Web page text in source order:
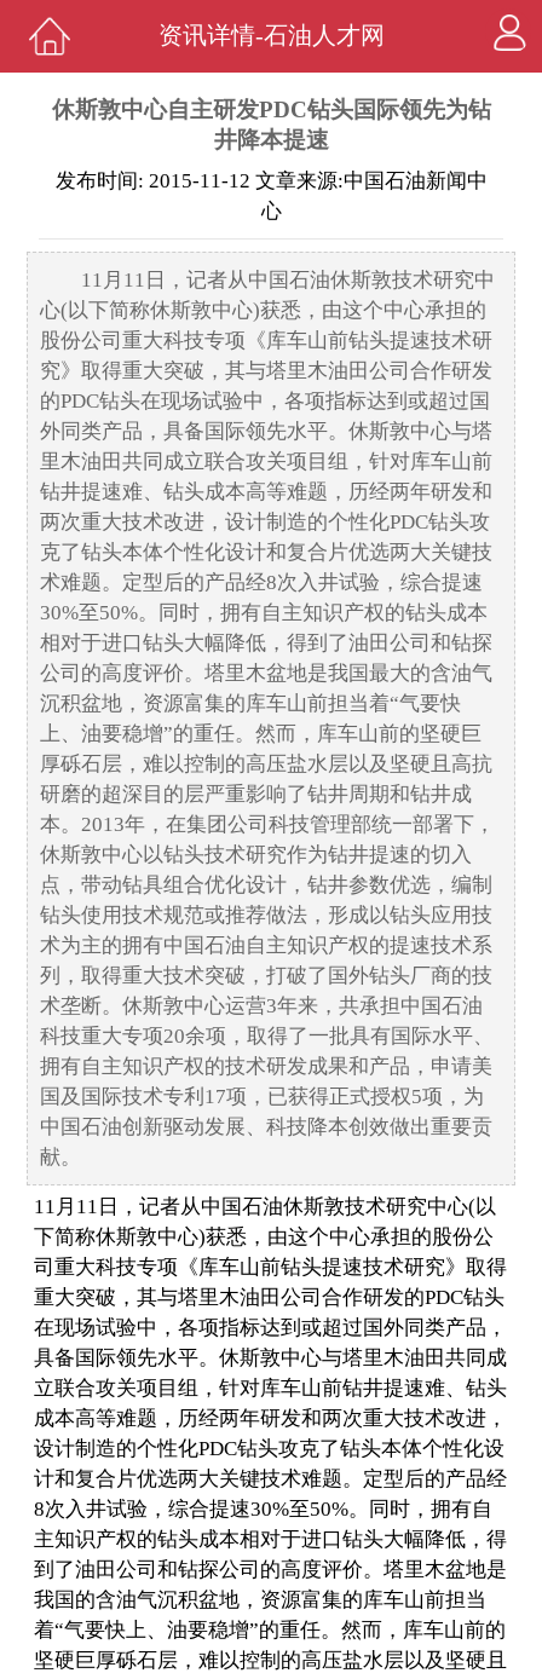
资讯详情-石油人才网
休斯敦中心自主研发PDC钻头国际领先为钻
井降本提速
发布时间: 2015-11-12 文章来源:中国石油新闻中
心
11月11日，记者从中国石油休斯敦技术研究中
心(以下简称休斯敦中心)获悉，由这个中心承担的
股份公司重大科技专项《库车山前钻头提速技术研
究》取得重大突破，其与塔里木油田公司合作研发
的PDC钻头在现场试验中，各项指标达到或超过国
外同类产品，具备国际领先水平。休斯敦中心与塔
里木油田共同成立联合攻关项目组，针对库车山前
钻井提速难、钻头成本高等难题，历经两年研发和
两次重大技术改进，设计制造的个性化PDC钻头攻
克了钻头本体个性化设计和复合片优选两大关键技
术难题。定型后的产品经8次入井试验，综合提速
30%至50%。同时，拥有自主知识产权的钻头成本
相对于进口钻头大幅降低，得到了油田公司和钻探
公司的高度评价。塔里木盆地是我国最大的含油气
沉积盆地，资源富集的库车山前担当着“气要快
上、油要稳增”的重任。然而，库车山前的坚硬巨
厚砾石层，难以控制的高压盐水层以及坚硬且高抗
研磨的超深目的层严重影响了钻井周期和钻井成
本。2013年，在集团公司科技管理部统一部署下，
休斯敦中心以钻头技术研究作为钻井提速的切入
点，带动钻具组合优化设计，钻井参数优选，编制
钻头使用技术规范或推荐做法，形成以钻头应用技
术为主的拥有中国石油自主知识产权的提速技术系
列，取得重大技术突破，打破了国外钻头厂商的技
术垄断。休斯敦中心运营3年来，共承担中国石油
科技重大专项20余项，取得了一批具有国际水平、
拥有自主知识产权的技术研发成果和产品，申请美
国及国际技术专利17项，已获得正式授权5项，为
中国石油创新驱动发展、科技降本创效做出重要贡
献。
11月11日，记者从中国石油休斯敦技术研究中心(以
下简称休斯敦中心)获悉，由这个中心承担的股份公
司重大科技专项《库车山前钻头提速技术研究》取得
重大突破，其与塔里木油田公司合作研发的PDC钻头
在现场试验中，各项指标达到或超过国外同类产品，
具备国际领先水平。休斯敦中心与塔里木油田共同成
立联合攻关项目组，针对库车山前钻井提速难、钻头
成本高等难题，历经两年研发和两次重大技术改进，
设计制造的个性化PDC钻头攻克了钻头本体个性化设
计和复合片优选两大关键技术难题。定型后的产品经
8次入井试验，综合提速30%至50%。同时，拥有自
主知识产权的钻头成本相对于进口钻头大幅降低，得
到了油田公司和钻探公司的高度评价。塔里木盆地是
我国的含油气沉积盆地，资源富集的库车山前担当
着“气要快上、油要稳增”的重任。然而，库车山前的
坚硬巨厚砾石层，难以控制的高压盐水层以及坚硬且